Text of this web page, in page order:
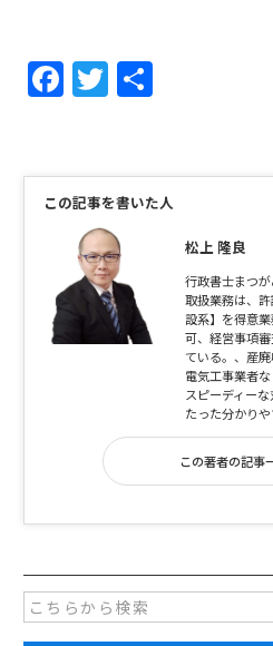
F
a
e
b
o
o
k
T
w
er
この記事を書いた人
松上 隆良
行政書士まつ
取扱業務は、
設系】を得意
可、経営事項
ている。、産
電気工事業者な
スピーディー
たった分かり
この著者の記事